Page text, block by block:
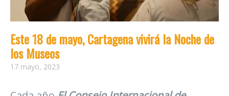
Este 18 de mayo, Cartagena vivirá la Noche de
los Museos
17 mayo, 2023